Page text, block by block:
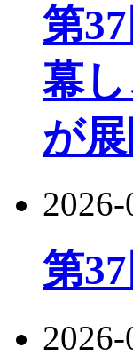
第
幕
が展
第